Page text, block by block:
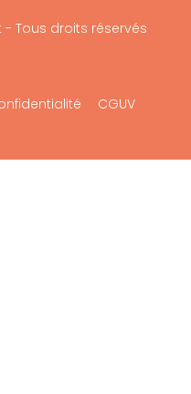
Tous droits réservés
CGUV